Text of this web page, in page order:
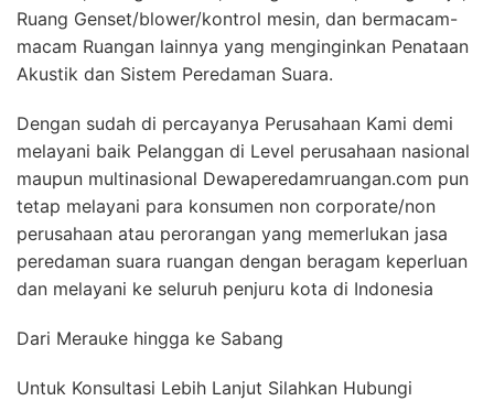
Ruang Genset/blower/kontrol mesin, dan bermacam-
macam Ruangan lainnya yang menginginkan Penataan
Akustik dan Sistem Peredaman Suara.
Dengan sudah di percayanya Perusahaan Kami demi
melayani baik Pelanggan di Level perusahaan nasional
maupun multinasional Dewaperedamruangan.com pun
tetap melayani para konsumen non corporate/non
perusahaan atau perorangan yang memerlukan jasa
peredaman suara ruangan dengan beragam keperluan
dan melayani ke seluruh penjuru kota di Indonesia
Dari Merauke hingga ke Sabang
Untuk Konsultasi Lebih Lanjut Silahkan Hubungi